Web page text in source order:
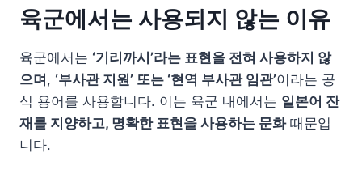
육군에서는 사용되지 않는 이유
육군에서는 ‘기리까시’라는 표현을 전혀 사용하지 않
으며 , ‘부사관 지원’ 또는 ‘현역 부사관 임관’이라는 공
식 용어를 사용합니다. 이는 육군 내에서는 일본어 잔
재를 지양하고, 명확한 표현을 사용하는 문화때문입
니다.